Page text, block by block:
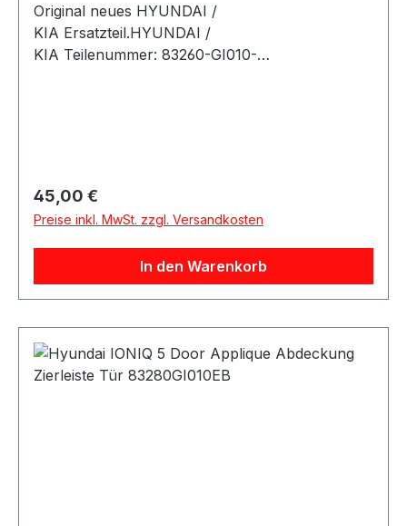
Original neues HYUNDAI /
KIA Ersatzteil.HYUNDAI /
KIA Teilenummer: 83260-GI010-
Regulärer Preis:
45,00 €
Preise inkl. MwSt. zzgl. Versandkosten
In den Warenkorb